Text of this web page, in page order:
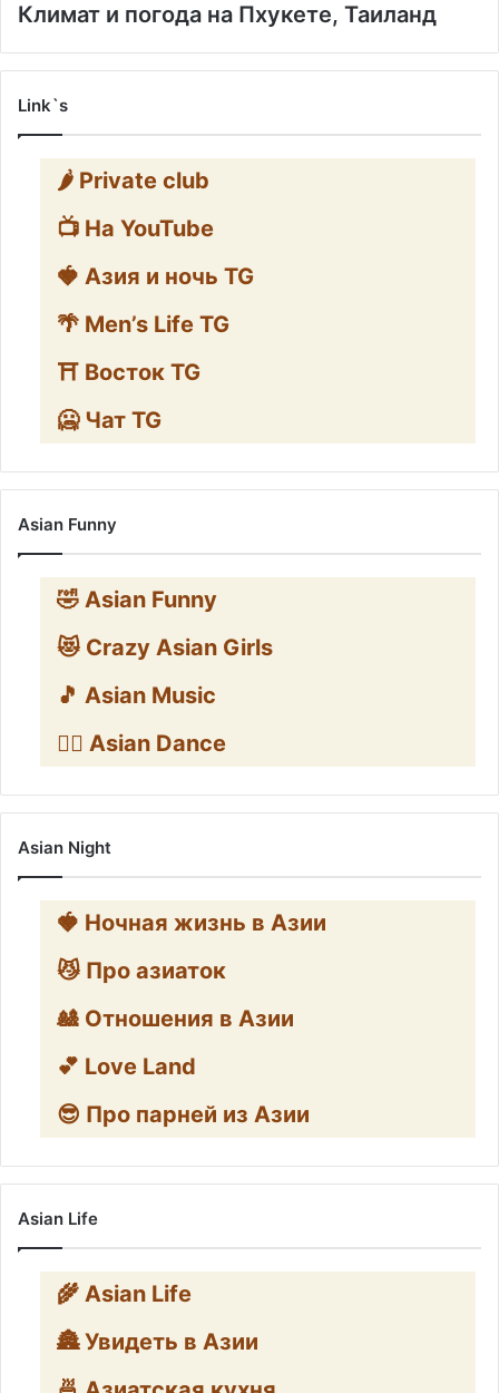
Климат и погода на Пхукете, Таиланд
Link`s
🌶️ Private club
📺 На YouTube
🍓 Азия и ночь TG
🌴 Men’s Life TG
⛩️ Восток TG
🥶 Чат TG
Asian Funny
🤣 Asian Funny
😻 Crazy Asian Girls
🎵 Asian Music
👯‍♀️ Asian Dance
Asian Night
🍓 Ночная жизнь в Азии
😼 Про азиаток
🎎 Отношения в Азии
💕 Love Land
😎 Про парней из Азии
Asian Life
🌾 Asian Life
🏯 Увидеть в Азии